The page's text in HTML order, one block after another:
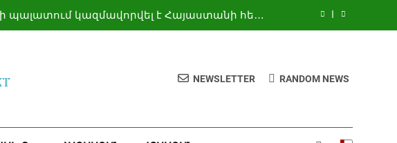
պալատում կազմավորվել է Հայաստանի հետ
է իր ռազմական ներուժը մեծացնելու
NEWSLETTER RANDOM NEWS